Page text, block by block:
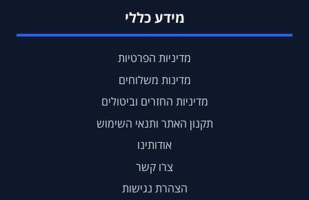
מידע כללי
מדיניות הפרטיות
מדינות משלוחים
מדיניות החזרים וביטולים
תקנון האתר ותנאי השימוש
אודותינו
צרו קשר
הצהרת נגישות